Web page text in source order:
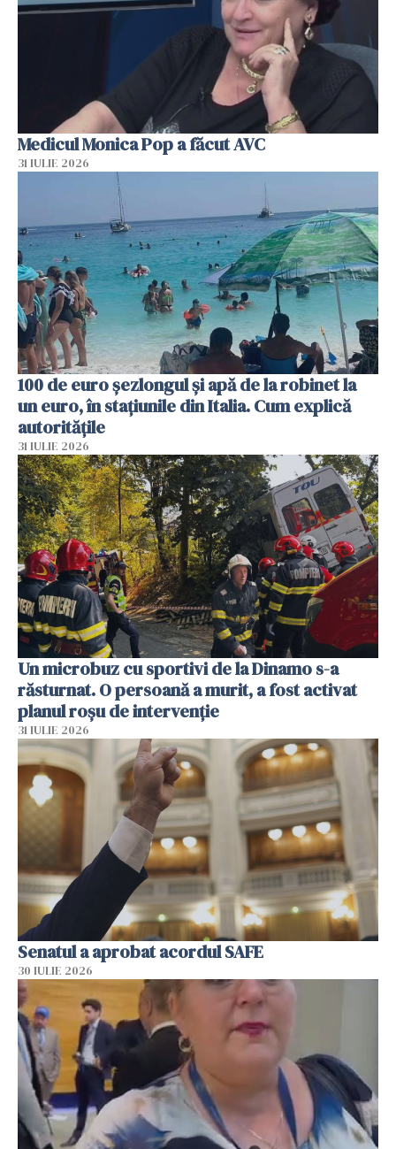
Medicul Monica Pop a făcut AVC
31 IULIE 2026
100 de euro șezlongul și apă de la robinet la
un euro, în stațiunile din Italia. Cum explică
autoritățile
31 IULIE 2026
Un microbuz cu sportivi de la Dinamo s-a
răsturnat. O persoană a murit, a fost activat
planul roșu de intervenție
31 IULIE 2026
Senatul a aprobat acordul SAFE
30 IULIE 2026